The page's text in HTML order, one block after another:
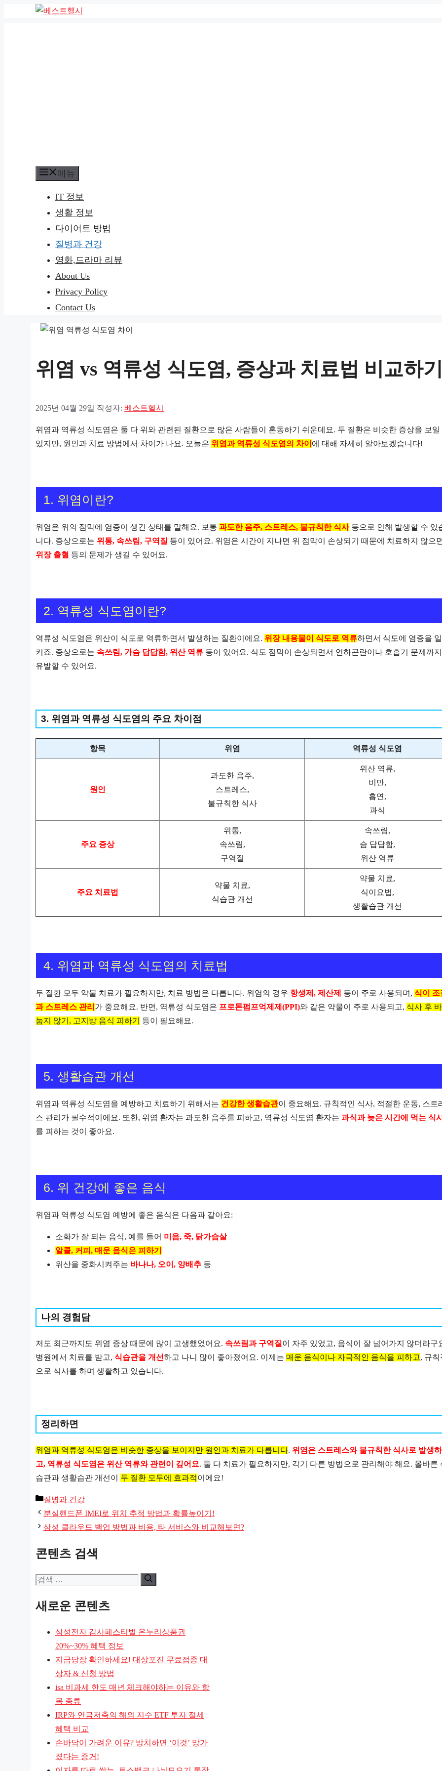
메뉴
IT 정보
생활 정보
다이어트 방법
질병과 건강
영화,드라마 리뷰
About Us
Privacy Policy
Contact Us
위염 vs 역류성 식도염, 증상과 치료법 비교하
2025년 04월 29일 작성자: 베스트헬시
위염과 역류성 식도염은 둘 다 위와 관련된 질환으로 많은 사람들이 혼동하기 쉬운데요. 두 질환은 비슷한 증상을 보일
있지만, 원인과 치료 방법에서 차이가 나요. 오늘은 위염과 역류성 식도염의 차이 에 대해 자세히 알아보겠습니다!
1. 위염이란?
위염은 위의 점막에 염증이 생긴 상태를 말해요. 보통 과도한 음주, 스트레스, 불규칙한 식사등으로 인해 발생할 수 있
니다. 증상으로는 위통, 속쓰림, 구역질 등이 있어요. 위염은 시간이 지나면 위 점막이 손상되기 때문에 치료하지 않으
위장 출혈 등의 문제가 생길 수 있어요.
2. 역류성 식도염이란?
역류성 식도염은 위산이 식도로 역류하면서 발생하는 질환이에요. 위장 내용물이 식도로 역류하면서 식도에 염증을
키죠. 증상으로는 속쓰림, 가슴 답답함, 위산 역류 등이 있어요. 식도 점막이 손상되면서 연하곤란이나 호흡기 문제까지
유발할 수 있어요.
3. 위염과 역류성 식도염의 주요 차이점
항목 위염 역류성 식도염
원인
과도한 음주,
스트레스,
불규칙한 식사
위산 역류,
비만,
흡연,
과식
주요 증상
위통,
속쓰림,
구역질
속쓰림,
슴 답답함,
위산 역류
주요 치료법
약물 치료,
식습관 개선
약물 치료,
식이요법,
생활습관 개선
4. 위염과 역류성 식도염의 치료법
두 질환 모두 약물 치료가 필요하지만, 치료 방법은 다릅니다. 위염의 경우 항생제, 제산제 등이 주로 사용되며, 식이 조
과 스트레스 관리 가 중요해요. 반면, 역류성 식도염은 프로톤펌프억제제(PPI)와 같은 약물이 주로 사용되고, 식사 후
눕지 않기, 고지방 음식 피하기
등이 필요해요.
5. 생활습관 개선
위염과 역류성 식도염을 예방하고 치료하기 위해서는 건강한 생활습관이 중요해요. 규칙적인 식사, 적절한 운동, 스트
스 관리가 필수적이에요. 또한, 위염 환자는 과도한 음주를 피하고, 역류성 식도염 환자는 과식과 늦은 시간에 먹는 식
를 피하는 것이 좋아요.
6. 위 건강에 좋은 음식 ️
위염과 역류성 식도염 예방에 좋은 음식은 다음과 같아요:
소화가 잘 되는 음식, 예를 들어 미음, 죽, 닭가슴살
알콜, 커피, 매운 음식은 피하기
위산을 중화시켜주는 바나나, 오이, 양배추 등
나의 경험담
저도 최근까지도 위염 증상 때문에 많이 고생했었어요. 속쓰림과 구역질 이 자주 있었고, 음식이 잘 넘어가지 않더라구
병원에서 치료를 받고, 식습관을 개선하고 나니 많이 좋아졌어요. 이제는 매운 음식이나 자극적인 음식을 피하고, 규칙
으로 식사를 하며 생활하고 있습니다.
정리하면
위염과 역류성 식도염은 비슷한 증상을 보이지만 원인과 치료가 다릅니다. 위염은 스트레스와 불규칙한 식사로 발생하
고, 역류성 식도염은 위산 역류와 관련이 깊어요. 둘 다 치료가 필요하지만, 각기 다른 방법으로 관리해야 해요. 올바른
습관과 생활습관 개선이 두 질환 모두에 효과적이에요!
카
테
고
질병과 건강
분실핸드폰 IMEI로 위치 추적 방법과 확률높이기!
삼성 클라우드 백업 방법과 비용, 타 서비스와 비교해보면?
콘텐츠 검색
검
새로운 콘텐츠
삼성전자 감사페스티벌 온누리상품권
20%~30% 혜택 정보
지금당장 확인하세요! 대상포진 무료접종 대
상자 & 신청 방법
isa 비과세 한도 매년 체크해야하는 이유와 항
목 종류
IRP와 연금저축의 해외 지수 ETF 투자 절세
혜택 비교
손바닥이 가려운 이유? 방치하면 ‘이것’ 망가
졌다는 증거!